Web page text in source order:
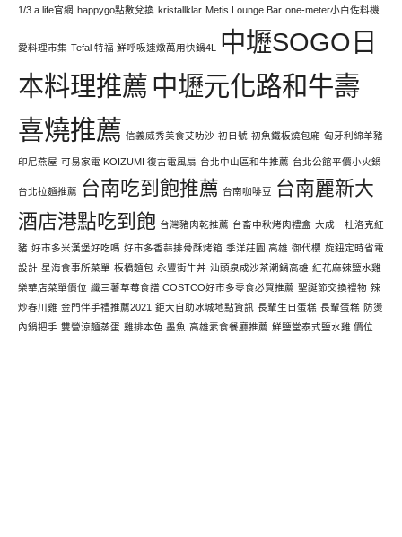
1/3 a life官網 happygo點數兌換 kristallklar Metis Lounge Bar one-meter小白佐料機
愛料理市集 Tefal 特福 鮮呼吸速燉萬用快鍋4L
中壢SOGO日
本料理推薦 中壢元化路和牛壽
喜燒推薦 信義威秀美食艾叻沙 初日號 初魚鐵板燒包廂 匈牙利綿羊豬
印尼燕屋 可易家電 KOIZUMI 復古電風扇 台北中山區和牛推薦 台北公館平價小火鍋
台北拉麵推薦 台南吃到飽推薦 台南咖啡豆 台南麗新大
酒店港點吃到飽 台灣豬肉乾推薦 台畜中秋烤肉禮盒 大成 杜洛克紅
豬 好市多米漢堡好吃嗎 好市多香蒜排骨酥烤箱 季洋莊園 高雄 御代櫻 旋鈕定時省電
設計 星海食事所菜單 板橋麵包 永豐街牛丼 汕頭泉成沙茶潮鍋高雄 紅花麻辣鹽水雞
樂華店菜單價位 纖三薯草莓食譜 COSTCO好市多零食必買推薦 聖誕節交換禮物 辣
炒春川雞 金門伴手禮推薦2021 鉅大自助冰城地點資訊 長輩生日蛋糕 長輩蛋糕 防燙
內鍋把手 雙營涼麵蒸蛋 雞排本色 墨魚 高雄素食餐廳推薦 鮮鹽堂泰式鹽水雞 價位